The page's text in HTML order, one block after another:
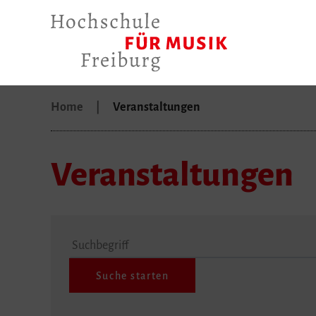
Home Veranstaltungen
Veranstaltungen
Suchbegriff